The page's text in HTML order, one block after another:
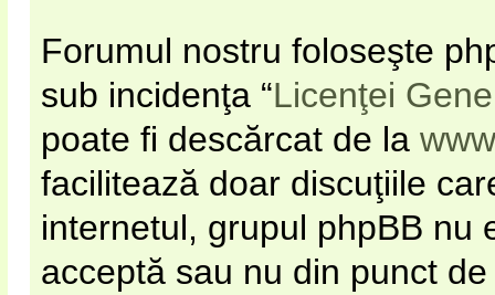
Forumul nostru foloseşte
sub incidenţa “Licenţei
poate fi descărcat de la
facilitează doar discuţiile
internetul, grupul phpBB nu
acceptă sau nu din punct